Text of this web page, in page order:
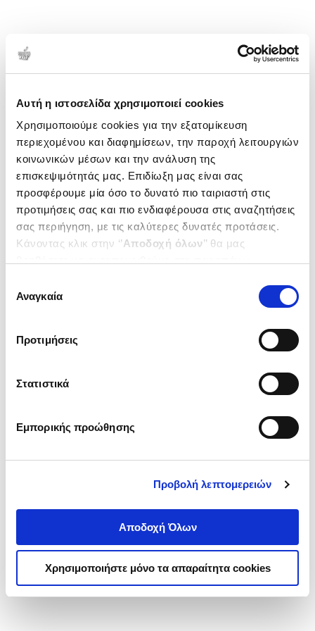
Αυτή η ιστοσελίδα χρησιμοποιεί cookies
Χρησιμοποιούμε cookies για την εξατομίκευση
περιεχομένου και διαφημίσεων, την παροχή λειτουργιών
κοινωνικών μέσων και την ανάλυση της
επισκεψιμότητάς μας. Επιδίωξη μας είναι σας
προσφέρουμε μία όσο το δυνατό πιο ταιριαστή στις
προτιμήσεις σας και πιο ενδιαφέρουσα στις αναζητήσεις
σας περιήγηση, με τις καλύτερες δυνατές προτάσεις.
Κάνοντας κλικ στην ‘’Αποδοχή όλων’’ θα μας
ενδιαφέρουν και να επιλέξετε από τα παρακάτω με την
΄΄και να ενημερωθείτε σχετικά με
συγκατάθεσης
Αναγκαία
Προτιμήσεις
Στατιστικά
Εμπορικής προώθησης
Προβολή λεπτομερειών
Αποδοχή Όλων
Χρησιμοποιήστε μόνο τα απαραίτητα cookies